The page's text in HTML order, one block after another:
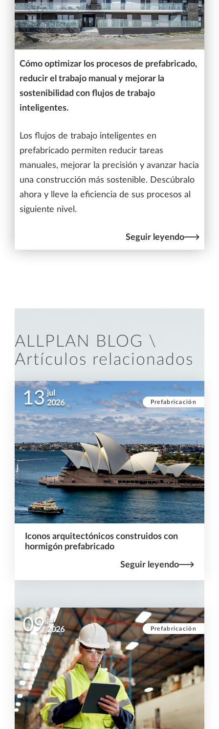
Cómo optimizar los procesos de prefabricado,
reducir el trabajo manual y mejorar la
sostenibilidad con flujos de trabajo
inteligentes.
Los flujos de trabajo inteligentes en
prefabricado permiten reducir tareas
manuales, mejorar la precisión y avanzar hacia
una construcción más sostenible. Descúbralo
ahora y lleve la eficiencia de sus procesos al
siguiente nivel.
Seguir leyendo
ALLPLAN BLOG \
Artículos relacionados
Prefabricación
13 jul
2026
Iconos arquitectónicos construidos con
hormigón prefabricado
Seguir leyendo
Prefabricación
09 jul
2026